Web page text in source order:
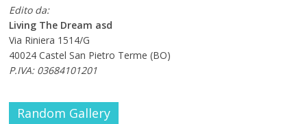
Edito da:
Living The Dream asd
Via Riniera 1514/G
40024 Castel San Pietro Terme (BO)
P.IVA: 03684101201
Random Gallery